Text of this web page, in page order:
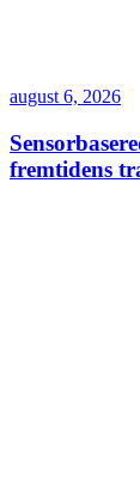
august 6, 2026
fremtidens